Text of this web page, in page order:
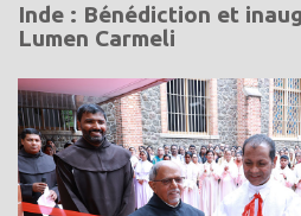
Inde : Bénédiction et
Lumen Carmeli